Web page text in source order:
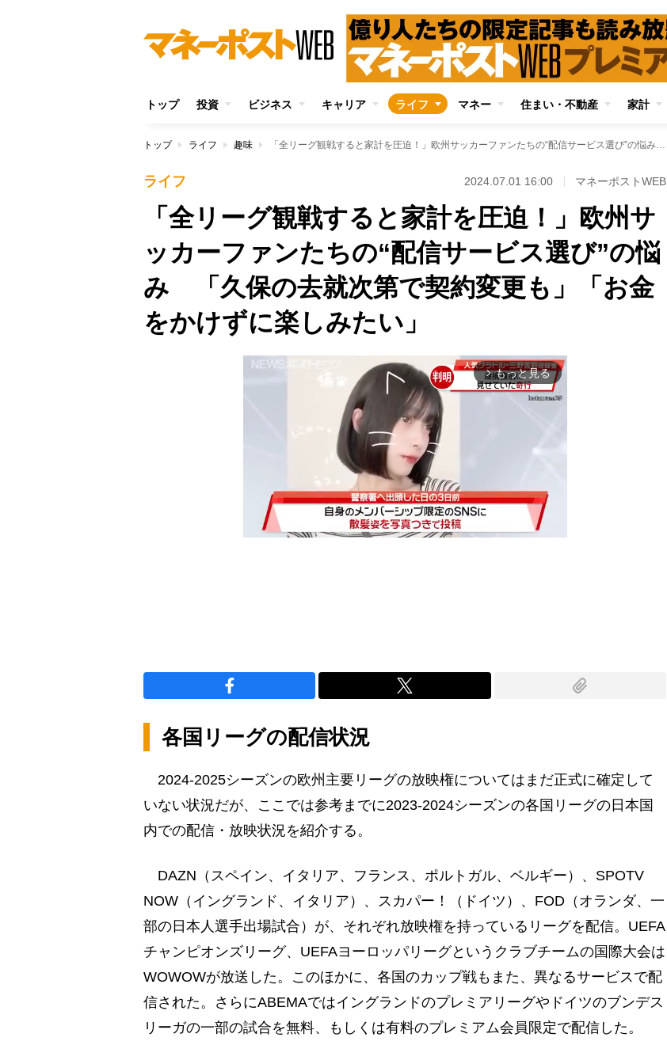
トップ 投資 ビジネス キャリア ライフ マネー 住まい・不動産 家計
トップ ライフ 趣味 「全リーグ観戦すると家計を圧迫！」欧州サッカーファンたちの“配信サービス選び”の悩み 「久保の去就次第で契約変更も」「お金をかけずに楽しみたい」
ライフ 2024.07.01 16:00 マネーポストWEB
「全リーグ観戦すると家計を圧迫！」欧州サ
ッカーファンたちの“配信サービス選び”の悩
み 「久保の去就次第で契約変更も」「お金
をかけずに楽しみたい」
arrow_forward_ios もっと見る
各国リーグの配信状況
2024-2025シーズンの欧州主要リーグの放映権についてはまだ正式に確定して
いない状況だが、ここでは参考までに2023-2024シーズンの各国リーグの日本国
内での配信・放映状況を紹介する。
DAZN（スペイン、イタリア、フランス、ポルトガル、ベルギー）、SPOTV
NOW（イングランド、イタリア）、スカパー！（ドイツ）、FOD（オランダ、一
部の日本人選手出場試合）が、それぞれ放映権を持っているリーグを配信。UEFA
チャンピオンズリーグ、UEFAヨーロッパリーグというクラブチームの国際大会は
WOWOWが放送した。このほかに、各国のカップ戦もまた、異なるサービスで配
信された。さらにABEMAではイングランドのプレミアリーグやドイツのブンデス
リーガの一部の試合を無料、もしくは有料のプレミアム会員限定で配信した。